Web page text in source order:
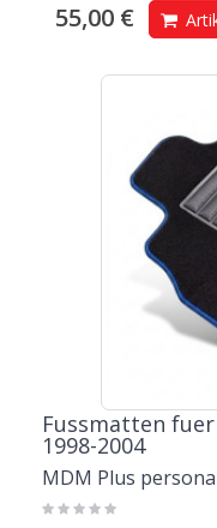
55,00 €
Fussmatten
1998-2004
MDM Plus